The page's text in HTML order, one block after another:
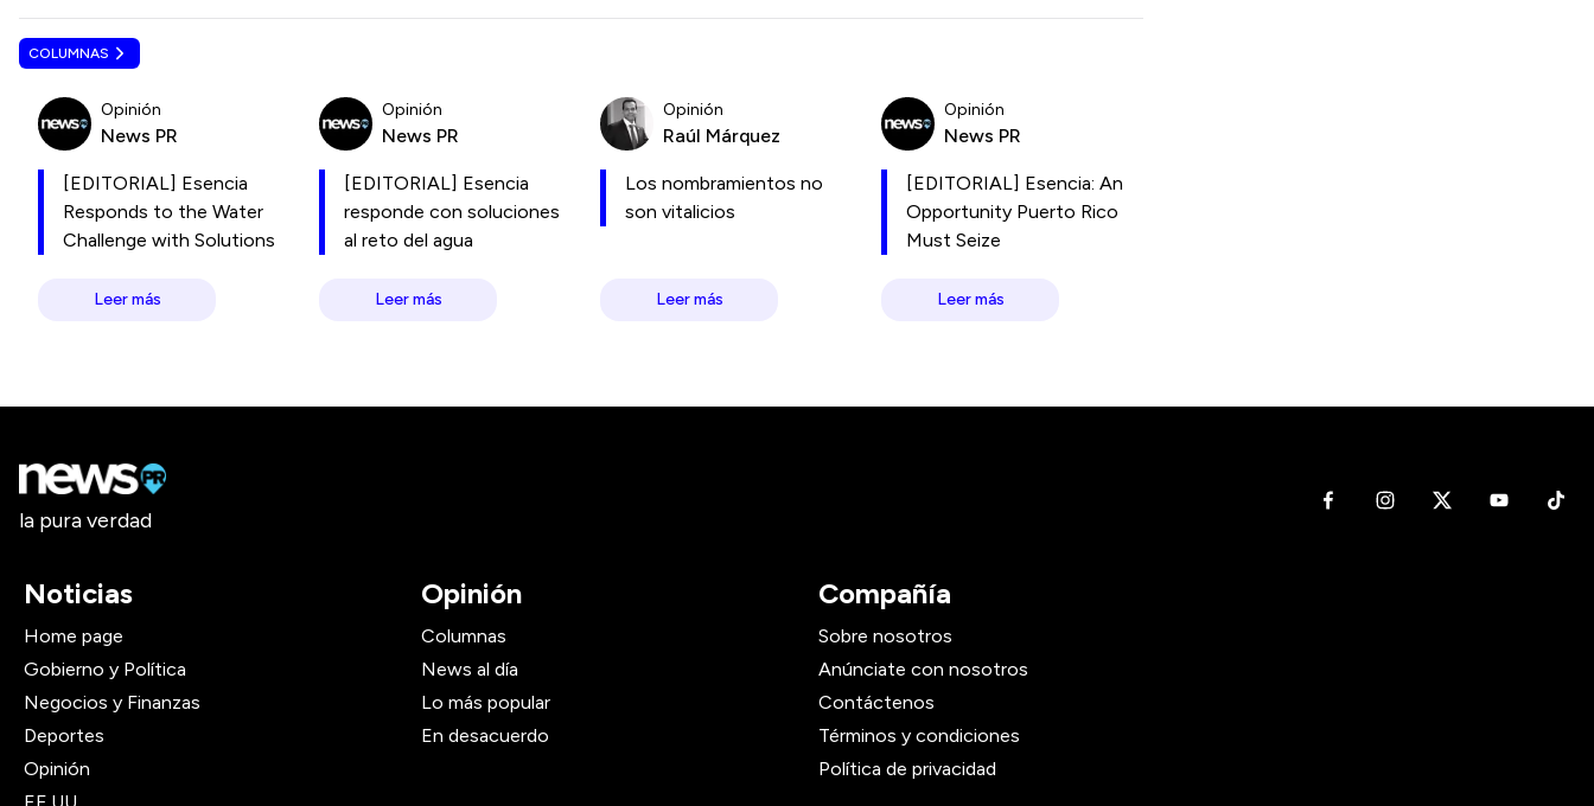
COLUMNAS
Opinión
News PR
[EDITORIAL] Esencia
Responds to the Water
Challenge with Solutions
Leer más
Opinión
News PR
[EDITORIAL] Esencia
responde con soluciones
al reto del agua
Leer más
Opinión
Raúl Márquez
Los nombramientos no
son vitalicios
Leer más
Opinión
News PR
[EDITORIAL] Esencia: An
Opportunity Puerto Rico
Must Seize
Leer más
la pura verdad
Noticias
Home page
Gobierno y Política
Negocios y Finanzas
Deportes
Opinión
EE.UU
Opinión
Columnas
News al día
Lo más popular
En desacuerdo
Compañía
Sobre nosotros
Anúnciate con nosotros
Contáctenos
Términos y condiciones
Política de privacidad